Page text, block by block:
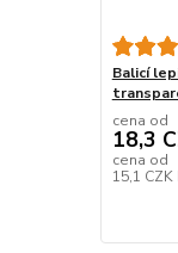
Balicí
cena od
18,3
cena od
15,1 CZK